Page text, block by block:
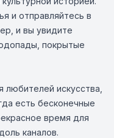
и отправляйтесь в
и вы увидите
покрытые
искусства,
есть бесконечные
время для
каналов.